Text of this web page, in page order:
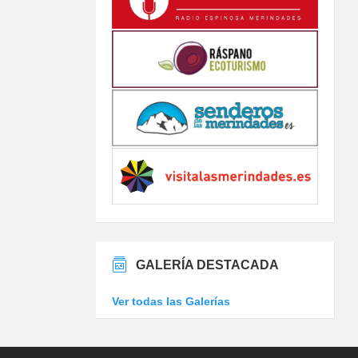
GALERÍA DESTACADA
Ver todas las Galerías